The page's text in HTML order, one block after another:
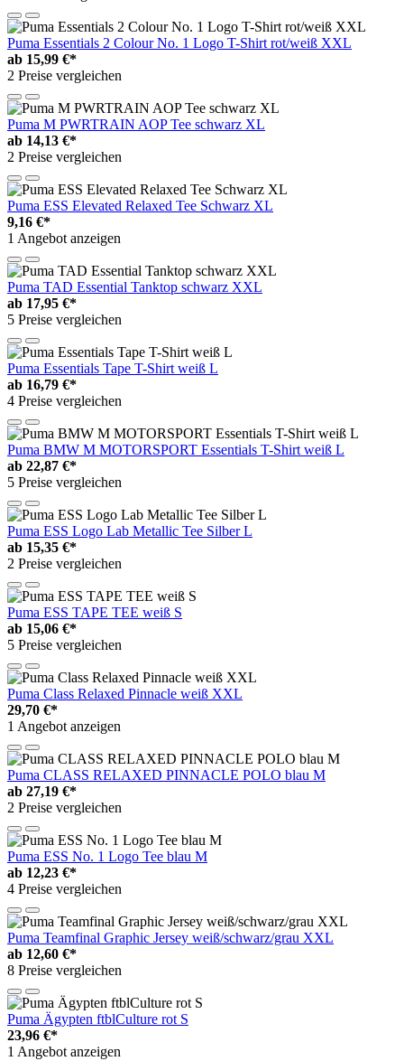
Puma Essentials 2 Colour No. 1 Logo T-Shirt rot/weiß XXL
ab 15,99 €*
2 Preise vergleichen
Puma M PWRTRAIN AOP Tee schwarz XL
ab 14,13 €*
2 Preise vergleichen
Puma ESS Elevated Relaxed Tee Schwarz XL
9,16 €*
1 Angebot anzeigen
Puma TAD Essential Tanktop schwarz XXL
ab 17,95 €*
5 Preise vergleichen
Puma Essentials Tape T-Shirt weiß L
ab 16,79 €*
4 Preise vergleichen
Puma BMW M MOTORSPORT Essentials T-Shirt weiß L
ab 22,87 €*
5 Preise vergleichen
Puma ESS Logo Lab Metallic Tee Silber L
ab 15,35 €*
2 Preise vergleichen
Puma ESS TAPE TEE weiß S
ab 15,06 €*
5 Preise vergleichen
Puma Class Relaxed Pinnacle weiß XXL
29,70 €*
1 Angebot anzeigen
Puma CLASS RELAXED PINNACLE POLO blau M
ab 27,19 €*
2 Preise vergleichen
Puma ESS No. 1 Logo Tee blau M
ab 12,23 €*
4 Preise vergleichen
Puma Teamfinal Graphic Jersey weiß/schwarz/grau XXL
ab 12,60 €*
8 Preise vergleichen
Puma Ägypten ftblCulture rot S
23,96 €*
1 Angebot anzeigen